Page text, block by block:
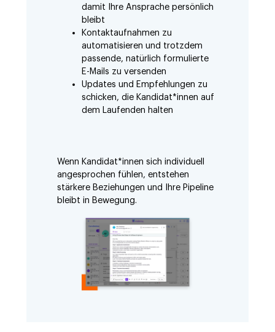
damit Ihre Ansprache persönlich
bleibt
Kontaktaufnahmen zu
automatisieren und trotzdem
passende, natürlich formulierte
E-Mails zu versenden
Updates und Empfehlungen zu
schicken, die Kandidat*innen auf
dem Laufenden halten
Wenn Kandidat*innen sich individuell
angesprochen fühlen, entstehen
stärkere Beziehungen und Ihre Pipeline
bleibt in Bewegung.